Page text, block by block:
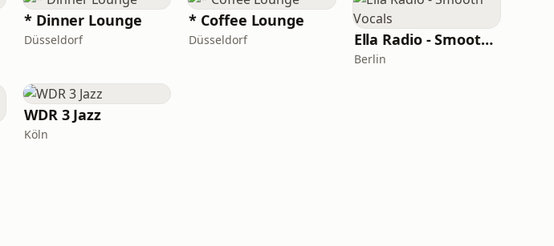
* Dinner Lounge
Düsseldorf
* Coffee Lounge
Düsseldorf Ella Radio - Smooth Vocals
Berlin
WDR 3 Jazz
Köln